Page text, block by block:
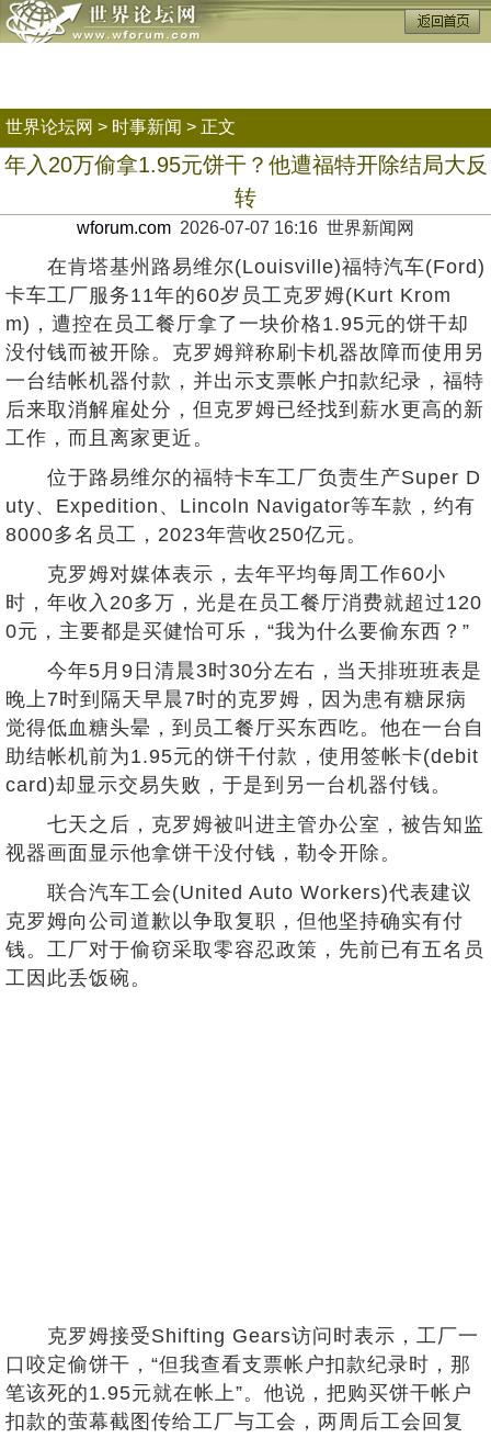
世界论坛网 > 时事新闻 > 正文
年入20万偷拿1.95元饼干？他遭福特开除结局大反
转
wforum.com 2026-07-07 16:16 世界新闻网
在肯塔基州路易维尔(Louisville)福特汽车(Ford)
卡车工厂服务11年的60岁员工克罗姆(Kurt Krom
m)，遭控在员工餐厅拿了一块价格1.95元的饼干却
没付钱而被开除。克罗姆辩称刷卡机器故障而使用另
一台结帐机器付款，并出示支票帐户扣款纪录，福特
后来取消解雇处分，但克罗姆已经找到薪水更高的新
工作，而且离家更近。
位于路易维尔的福特卡车工厂负责生产Super D
uty、Expedition、Lincoln Navigator等车款，约有
8000多名员工，2023年营收250亿元。
克罗姆对媒体表示，去年平均每周工作60小
时，年收入20多万，光是在员工餐厅消费就超过120
0元，主要都是买健怡可乐，“我为什么要偷东西？”
今年5月9日清晨3时30分左右，当天排班班表是
晚上7时到隔天早晨7时的克罗姆，因为患有糖尿病
觉得低血糖头晕，到员工餐厅买东西吃。他在一台自
助结帐机前为1.95元的饼干付款，使用签帐卡(debit
card)却显示交易失败，于是到另一台机器付钱。
七天之后，克罗姆被叫进主管办公室，被告知监
视器画面显示他拿饼干没付钱，勒令开除。
联合汽车工会(United Auto Workers)代表建议
克罗姆向公司道歉以争取复职，但他坚持确实有付
钱。工厂对于偷窃采取零容忍政策，先前已有五名员
工因此丢饭碗。
克罗姆接受Shifting Gears访问时表示，工厂一
口咬定偷饼干，“但我查看支票帐户扣款纪录时，那
笔该死的1.95元就在帐上”。他说，把购买饼干帐户
扣款的萤幕截图传给工厂与工会，两周后工会回复